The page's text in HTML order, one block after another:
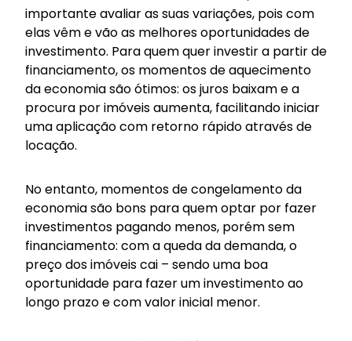
importante avaliar as suas variações, pois com
elas vêm e vão as melhores oportunidades de
investimento. Para quem quer investir a partir de
financiamento, os momentos de aquecimento
da economia são ótimos: os juros baixam e a
procura por imóveis aumenta, facilitando iniciar
uma aplicação com retorno rápido através de
locação.
No entanto, momentos de congelamento da
economia são bons para quem optar por fazer
investimentos pagando menos, porém sem
financiamento: com a queda da demanda, o
preço dos imóveis cai – sendo uma boa
oportunidade para fazer um investimento ao
longo prazo e com valor inicial menor.